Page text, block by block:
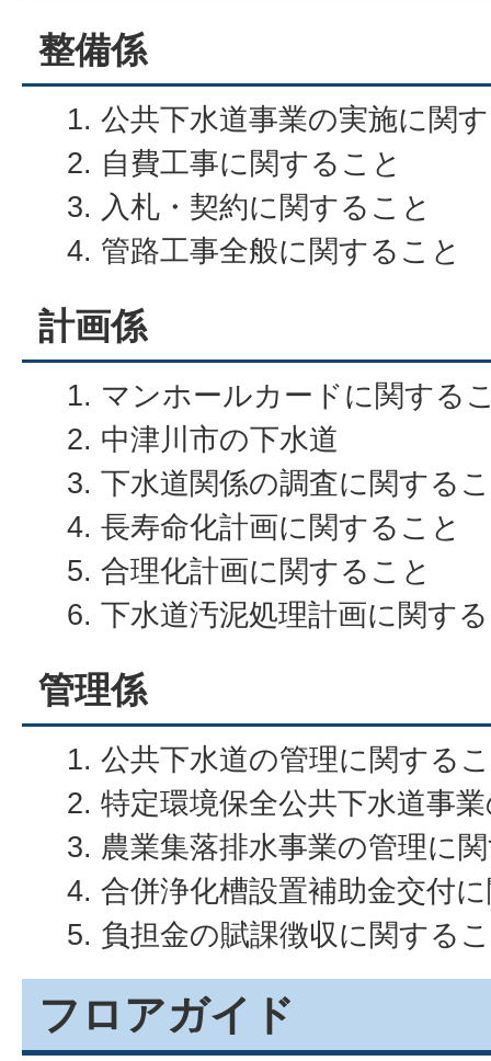
整備係
公共下水道事業の実施に関
自費工事に関すること
入札・契約に関すること
管路工事全般に関すること
計画係
マンホールカードに関する
中津川市の下水道
下水道関係の調査に関する
長寿命化計画に関すること
合理化計画に関すること
下水道汚泥処理計画に関す
管理係
公共下水道の管理に関する
特定環境保全公共下水道事
農業集落排水事業の管理に
合併浄化槽設置補助金交付
負担金の賦課徴収に関する
フロアガイド